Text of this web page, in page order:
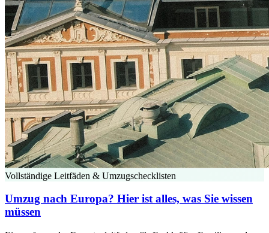
Vollständige Leitfäden & Umzugschecklisten
Umzug nach Europa? Hier ist alles, was Sie wissen
müssen